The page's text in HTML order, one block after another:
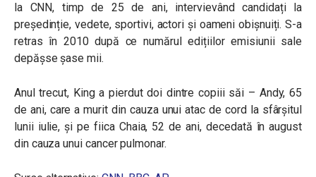
la CNN, timp de 25 de ani, intervievând candidați la
președinție, vedete, sportivi, actori și oameni obișnuiți. S-a
retras în 2010 după ce numărul edițiilor emisiunii sale
depășse șase mii.
Anul trecut, King a pierdut doi dintre copiii săi – Andy, 65
de ani, care a murit din cauza unui atac de cord la sfârșitul
lunii iulie, și pe fiica Chaia, 52 de ani, decedată în august
din cauza unui cancer pulmonar.